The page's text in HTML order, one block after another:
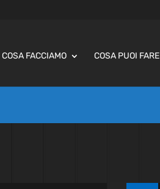
COSA FACCIAMO COSA PUOI FARE